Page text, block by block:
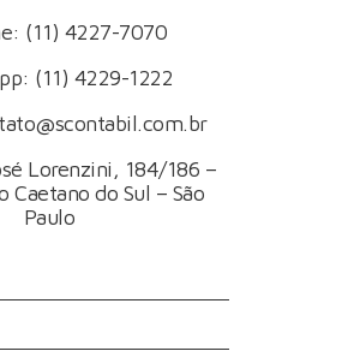
(11) 4227-7070
(11) 4229-1222
Lorenzini, 184/186 –
Caetano do Sul – São
Paulo